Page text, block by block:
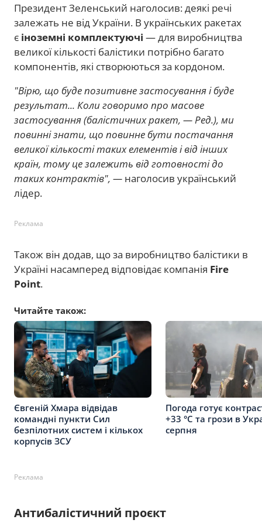
Президент Зеленський наголосив: деякі речі
залежать не від України. В українських ракетах
є іноземні комплектуючі — для виробництва
великої кількості балістики потрібно багато
компонентів, які створюються за кордоном.
"Вірю, що буде позитивне застосування і буде
результат... Коли говоримо про масове
застосування (балістичних ракет, — Ред.), ми
повинні знати, що повинне бути постачання
великої кількості таких елементів і від інших
країн, тому це залежить від готовності до
таких контрактів", — наголосив український
лідер.
Реклама
Також він додав, що за виробництво балістики в
Україні насамперед відповідає компанія Fire
Point.
Читайте також:
Євгеній Хмара відвідав
командні пункти Сил
безпілотних систем і кількох
корпусів ЗСУ
Погода готує
+33 °C та грози в
серпня
Реклама
Антибалістичний проєкт